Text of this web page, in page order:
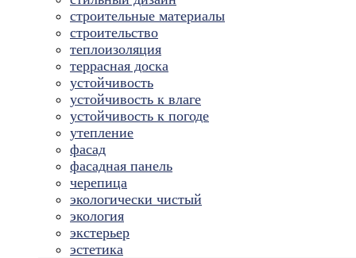
строительные материалы
строительство
теплоизоляция
террасная доска
устойчивость
устойчивость к влаге
устойчивость к погоде
утепление
фасад
фасадная панель
черепица
экологически чистый
экология
экстерьер
эстетика